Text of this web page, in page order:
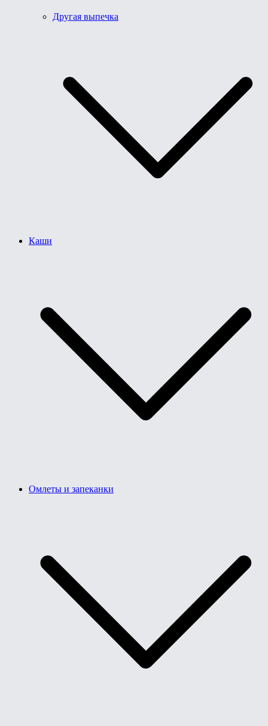
Другая выпечка
Каши
Омлеты и запеканки